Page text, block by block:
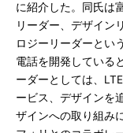
に紹介した。同氏は
リーダー、デザイン
ロジーリーダーとい
電話を開発している
ーダーとしては、
ービス、デザインを
ザインへの取り組み